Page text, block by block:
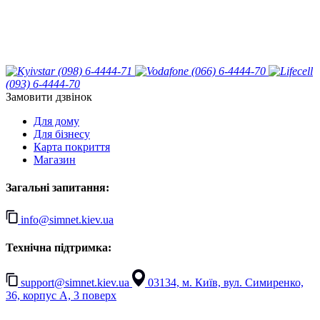
(098) 6-4444-71
(066) 6-4444-70
(093) 6-4444-70
Замовити дзвінок
Для дому
Для бізнесу
Карта покриття
Магазин
Загальні запитання:
info@simnet.kiev.ua
Технічна підтримка:
support@simnet.kiev.ua
03134, м. Київ, вул. Симиренко,
36, корпус А, 3 поверх